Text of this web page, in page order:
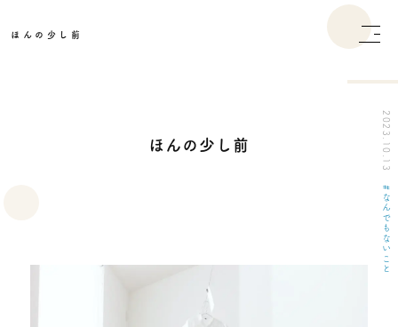
ほんの少し前
ほんの少し前 2023.10.13
なんでもないこと